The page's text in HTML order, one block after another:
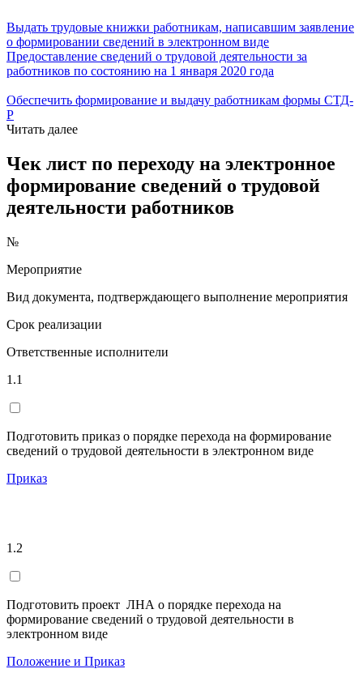
Выдать трудовые книжки работникам, написавшим заявление
о формировании сведений в электронном виде
Предоставление сведений о трудовой деятельности за
работников по состоянию на 1 января 2020 года
Обеспечить формирование и выдачу работникам формы СТД-
Р
Читать далее
Чек лист по переходу на электронное
формирование сведений о трудовой
деятельности работников
№
Мероприятие
Вид документа, подтверждающего выполнение мероприятия
Срок реализации
Ответственные исполнители
1.1
Подготовить приказ о порядке перехода на формирование
сведений о трудовой деятельности в электронном виде
Приказ
1.2
Подготовить проект ЛНА о порядке перехода на
формирование сведений о трудовой деятельности в
электронном виде
Положение и Приказ